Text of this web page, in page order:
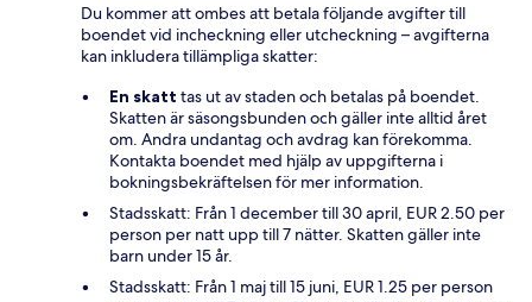
Du kommer att ombes att betala följande avgifter till
boendet vid incheckning eller utcheckning – avgifterna
kan inkludera tillämpliga skatter:
En skatt tas ut av staden och betalas på boendet.
Skatten är säsongsbunden och gäller inte alltid året
om. Andra undantag och avdrag kan förekomma.
Kontakta boendet med hjälp av uppgifterna i
bokningsbekräftelsen för mer information.
Stadsskatt: Från 1 december till 30 april, EUR 2.50 per
person per natt upp till 7 nätter. Skatten gäller inte
barn under 15 år.
Stadsskatt: Från 1 maj till 15 juni, EUR 1.25 per person